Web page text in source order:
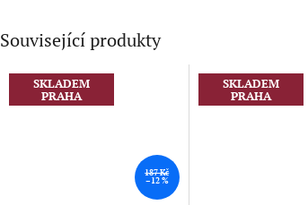
Související produkty
SKLADEM
PRAHA
187 Kč
–12 %
SKLADEM
PRAHA